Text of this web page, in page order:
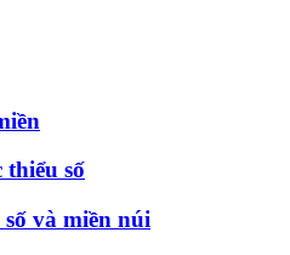
số
và miền núi